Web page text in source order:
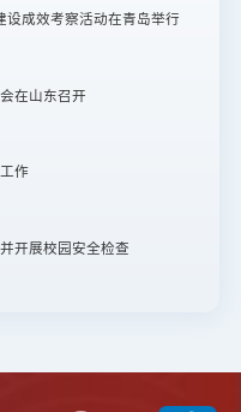
成效考察活动在青岛举行
在山东召开
作
开展校园安全检查